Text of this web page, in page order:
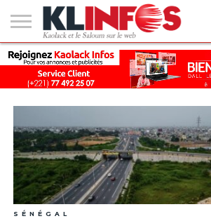
#2
(PAS
DE
TITRE)
KAOLACK
POLITIQUE
ECONOMIE
SOCIÉTÉ
CULTURE
PEOPLE
SPORT
SANTÉ
AFRIQUE
INTERNATIONAL
EMPLOI &
FORMATION
SÉNÉGAL